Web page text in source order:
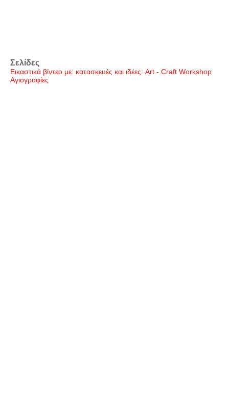
Σελίδες
Εικαστικά βίντεο με: κατασκευές και ιδέες: Art - Craft Workshop
Αγιογραφίες